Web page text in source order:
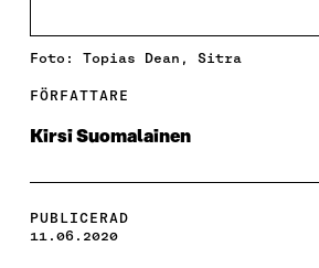
Foto: Topias Dean, Sitra
FÖRFATTARE
Kirsi Suomalainen
PUBLICERAD
11.06.2020